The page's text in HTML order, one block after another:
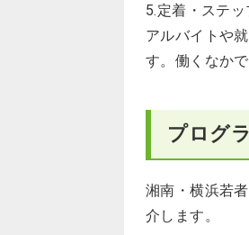
5.定着・ステ
アルバイトや
す。働くなか
プログ
湘南・横浜若
介します。